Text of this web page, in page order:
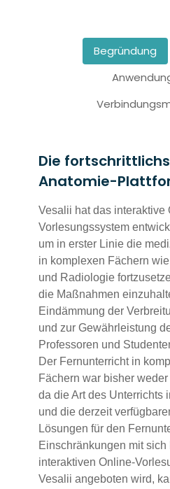
Begründung
Die
Anatomie-
Vesalii hat das interaktive
Vorlesungssystem
um in erster Linie die
in komplexen Fächern
und Radiologie
die Maßnahmen
Eindämmung der
und zur Gewährleistung
Professoren und
Der Fernunterricht in
Fächern war bisher
da die Art des Unterrichts
und die derzeit
Lösungen für den
Einschränkungen mit sich
interaktiven Online-
Vesalii angeboten wird,